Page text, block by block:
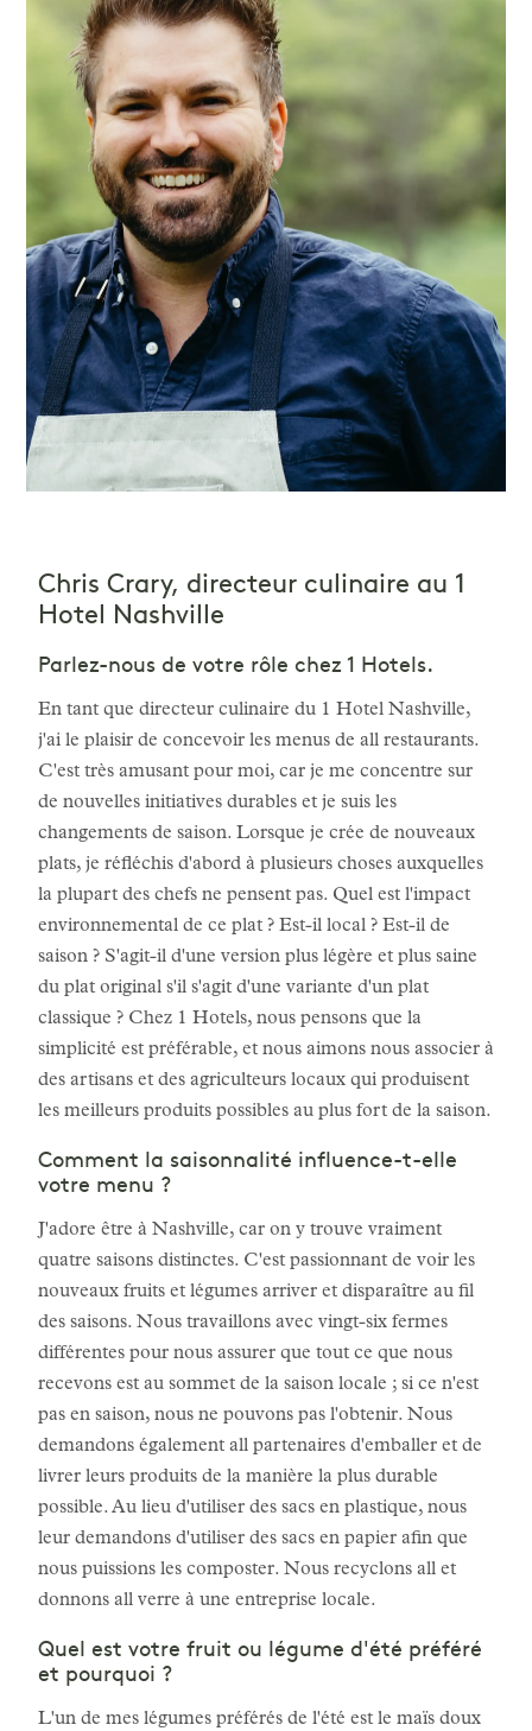
Chris Crary, directeur culinaire au 1
Hotel Nashville
Parlez-nous de votre rôle chez 1 Hotels.
En tant que directeur culinaire du 1 Hotel Nashville,
j'ai le plaisir de concevoir les menus de all restaurants.
C'est très amusant pour moi, car je me concentre sur
de nouvelles initiatives durables et je suis les
changements de saison. Lorsque je crée de nouveaux
plats, je réfléchis d'abord à plusieurs choses auxquelles
la plupart des chefs ne pensent pas. Quel est l'impact
environnemental de ce plat ? Est-il local ? Est-il de
saison ? S'agit-il d'une version plus légère et plus saine
du plat original s'il s'agit d'une variante d'un plat
classique ? Chez 1 Hotels, nous pensons que la
simplicité est préférable, et nous aimons nous associer à
des artisans et des agriculteurs locaux qui produisent
les meilleurs produits possibles au plus fort de la saison.
Comment la saisonnalité influence-t-elle
votre menu ?
J'adore être à Nashville, car on y trouve vraiment
quatre saisons distinctes. C'est passionnant de voir les
nouveaux fruits et légumes arriver et disparaître au fil
des saisons. Nous travaillons avec vingt-six fermes
différentes pour nous assurer que tout ce que nous
recevons est au sommet de la saison locale ; si ce n'est
pas en saison, nous ne pouvons pas l'obtenir. Nous
demandons également all partenaires d'emballer et de
livrer leurs produits de la manière la plus durable
possible. Au lieu d'utiliser des sacs en plastique, nous
leur demandons d'utiliser des sacs en papier afin que
nous puissions les composter. Nous recyclons all et
donnons all verre à une entreprise locale.
Quel est votre fruit ou légume d'été préféré
et pourquoi ?
L'un de mes légumes préférés de l'été est le maïs doux